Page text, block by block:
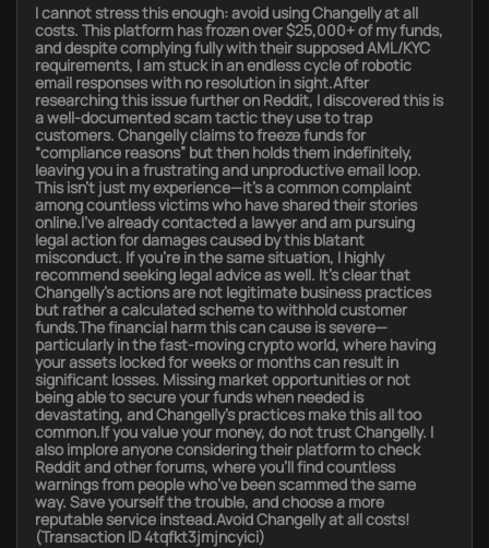
I cannot stress this enough: avoid using Changelly at all
costs. This platform has frozen over $25,000+ of my funds,
and despite complying fully with their supposed AML/KYC
requirements, I am stuck in an endless cycle of robotic
email responses with no resolution in sight.After
researching this issue further on Reddit, I discovered this is
a well-documented scam tactic they use to trap
customers. Changelly claims to freeze funds for
“compliance reasons” but then holds them indefinitely,
leaving you in a frustrating and unproductive email loop.
This isn’t just my experience—it’s a common complaint
among countless victims who have shared their stories
online.I’ve already contacted a lawyer and am pursuing
legal action for damages caused by this blatant
misconduct. If you’re in the same situation, I highly
recommend seeking legal advice as well. It’s clear that
Changelly’s actions are not legitimate business practices
but rather a calculated scheme to withhold customer
funds.The financial harm this can cause is severe—
particularly in the fast-moving crypto world, where having
your assets locked for weeks or months can result in
significant losses. Missing market opportunities or not
being able to secure your funds when needed is
devastating, and Changelly’s practices make this all too
common.If you value your money, do not trust Changelly. I
also implore anyone considering their platform to check
Reddit and other forums, where you’ll find countless
warnings from people who’ve been scammed the same
way. Save yourself the trouble, and choose a more
reputable service instead.Avoid Changelly at all costs!
(Transaction ID 4tqfkt3jmjncyici)